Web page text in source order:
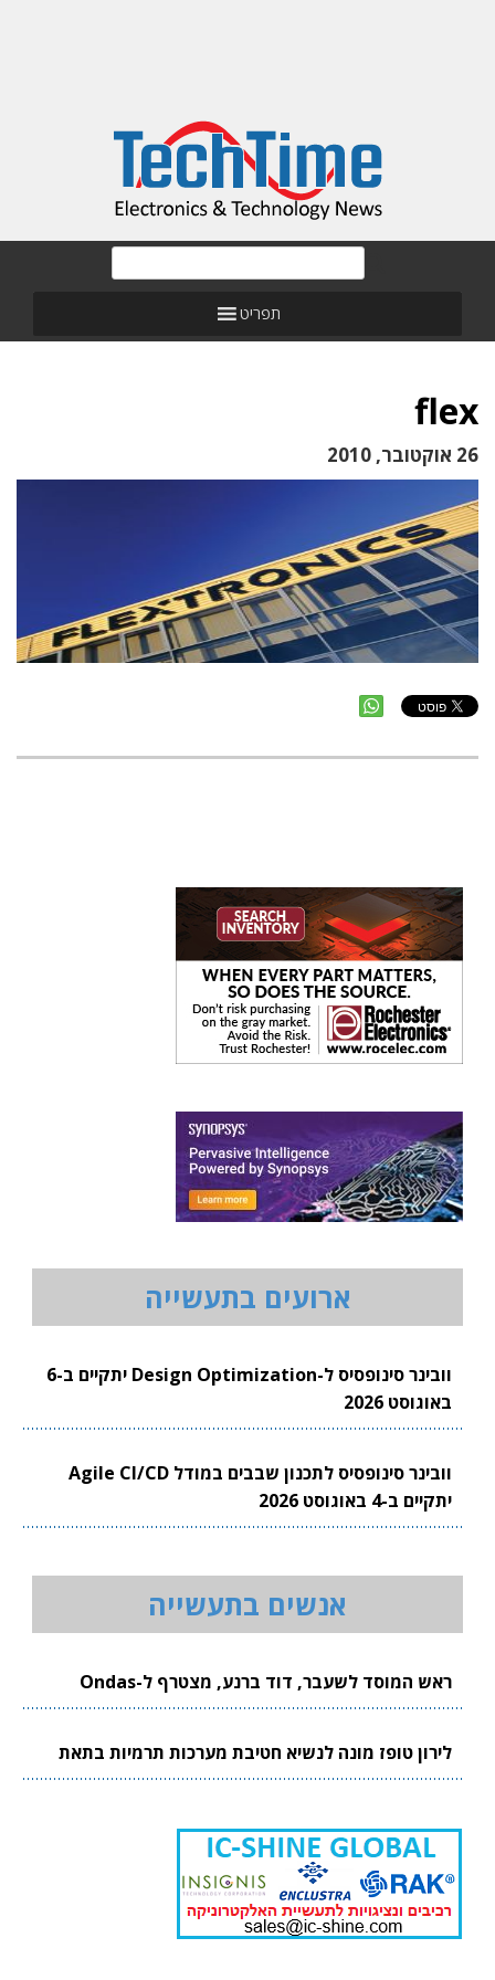
תפריט
flex
26 אוקטובר, 2010
ארועים בתעשייה
וובינר סינופסיס ל-Design Optimization יתקיים ב-6
באוגוסט 2026
וובינר סינופסיס לתכנון שבבים במודל Agile CI/CD
יתקיים ב-4 באוגוסט 2026
אנשים בתעשייה
ראש המוסד לשעבר, דוד ברנע, מצטרף ל-Ondas
לירון טופז מונה לנשיא חטיבת מערכות תרמיות בתאת